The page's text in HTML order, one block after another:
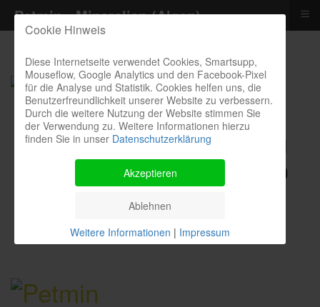
Kontakthotline I Bestellung I
Kosten I Beratung: 04385 900
9299
Cookie Hinweis
Diese Internetseite verwendet Cookies, Smartsupp,
Mouseflow, Google Analytics und den Facebook-Pixel
für die Analyse und Statistik. Cookies helfen uns, die
Benutzerfreundlichkeit unserer Website zu verbessern.
Durch die weitere Nutzung der Website stimmen Sie
der Verwendung zu. Weitere Informationen hierzu
finden Sie in unser Datenschutzerklärung
Akzeptieren
Ablehnen
Weitere Informationen | Impressum
Petmin - Mineralien (Algen) ≡